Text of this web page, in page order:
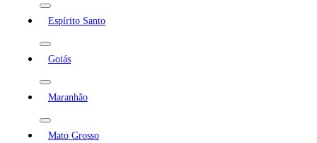
Espírito Santo
Goiás
Maranhão
Mato Grosso